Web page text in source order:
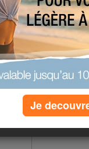
Je vais
Je